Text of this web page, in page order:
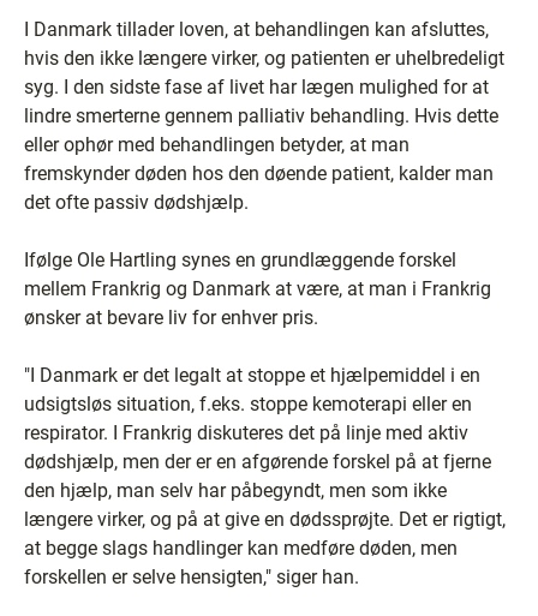
I Danmark tillader loven, at behandlingen kan afsluttes,
hvis den ikke længere virker, og patienten er uhelbredeligt
syg. I den sidste fase af livet har lægen mulighed for at
lindre smerterne gennem palliativ behandling. Hvis dette
eller ophør med behandlingen betyder, at man
fremskynder døden hos den døende patient, kalder man
det ofte passiv dødshjælp.
Ifølge Ole Hartling synes en grundlæggende forskel
mellem Frankrig og Danmark at være, at man i Frankrig
ønsker at bevare liv for enhver pris.
"I Danmark er det legalt at stoppe et hjælpemiddel i en
udsigtsløs situation, f.eks. stoppe kemoterapi eller en
respirator. I Frankrig diskuteres det på linje med aktiv
dødshjælp, men der er en afgørende forskel på at fjerne
den hjælp, man selv har påbegyndt, men som ikke
længere virker, og på at give en dødssprøjte. Det er rigtigt,
at begge slags handlinger kan medføre døden, men
forskellen er selve hensigten," siger han.